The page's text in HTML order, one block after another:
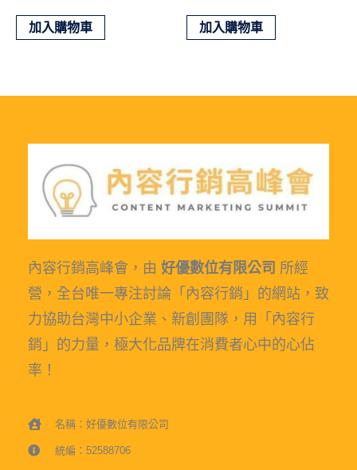
加入購物車 加入購物車
內容行銷高峰會，由 好優數位有限公司 所經
營，全台唯一專注討論「內容行銷」的網站，致
力協助台灣中小企業、新創團隊，用「內容行
銷」的力量，極大化品牌在消費者心中的心佔
率！
名稱：好優數位有限公司
統編：52588706